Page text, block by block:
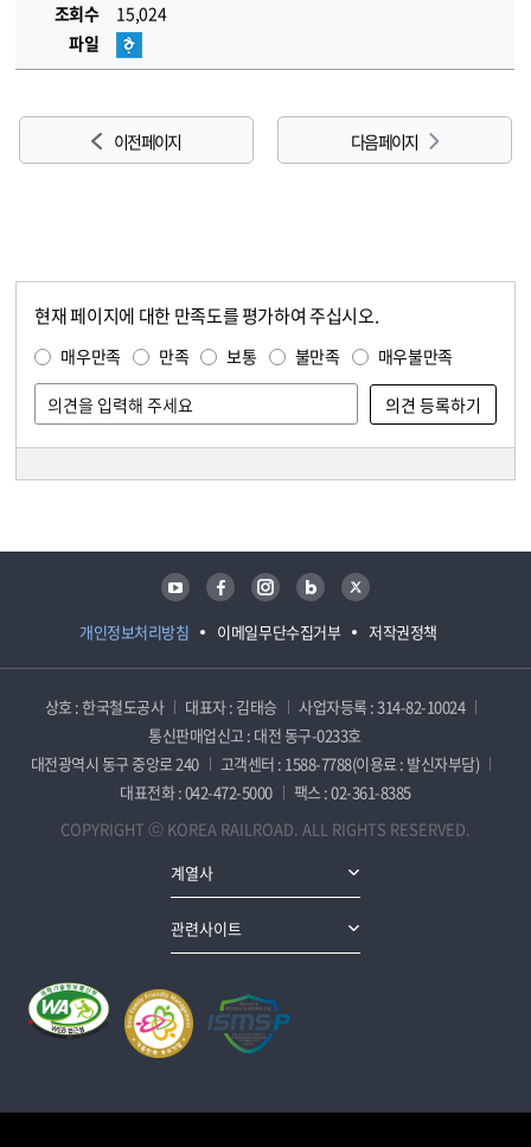
조회수
15,024
파일
이전 페이지 다음 페이지
현재 페이지에 대한 만족도를 평가하여 주십시오.
매우만족 만족 보통 불만족 매우불만족
개인정보처리방침 이메일무단수집거부 저작권정책
유튜브 페이스북 인스타그램 블로그 트위터
상호 : 한국철도공사 대표자 : 김태승
사업자등록 : 314-82-10024
통신판매업신고 : 대전 동구-0233호
대전광역시 동구 중앙로 240
고객센터 : 1588-7788(이용료 : 발신자부담)
대표전화 : 042-472-5000
팩스 : 02-361-8385
COPYRIGHT ⓒ KOREA RAILROAD. ALL RIGHTS RESERVED.
계열사
관련사이트